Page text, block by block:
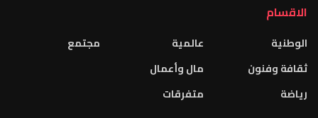
الاقسام
الوطنية
ثقافة وفنون
رياضة
عالمية
مال وأعمال
متفرقات
مجتمع